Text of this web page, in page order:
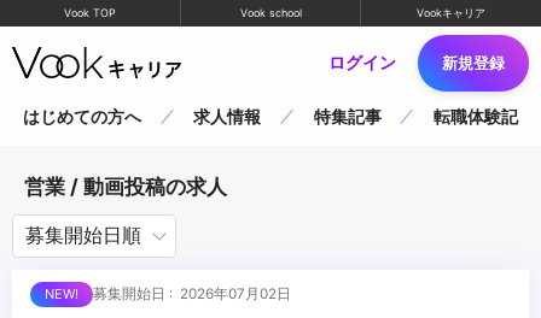
Vook TOP Vook school Vookキャリア
ログイン 新規登録
はじめての方へ 求人情報 特集記事 転職体験記
営業 / 動画投稿の求人
募集開始日 : 2026年07月02日